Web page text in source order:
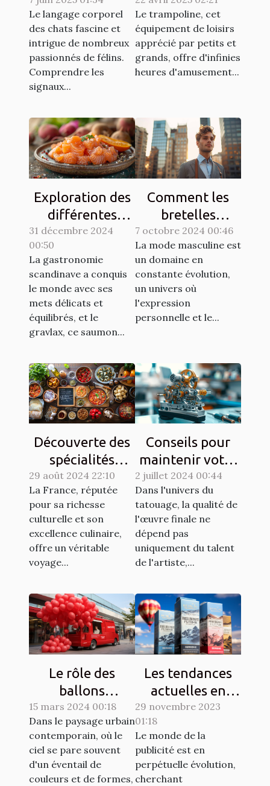
des chats
Le langage corporel
des chats fascine et
intrigue de nombreux
passionnés de félins.
Comprendre les
signaux...
selon l'espace
disponible
Le trampoline, cet
équipement de loisirs
apprécié par petits et
grands, offre d'infinies
heures d'amusement...
Exploration des
différentes
techniques de
gravlax avec
légumes racines
31 décembre 2024
00:50
La gastronomie
scandinave a conquis
le monde avec ses
mets délicats et
équilibrés, et le
gravlax, ce saumon...
Comment les
bretelles
redéfinissent
l'élégance
masculine
moderne
7 octobre 2024 00:46
La mode masculine est
un domaine en
constante évolution,
un univers où
l'expression
personnelle et le...
Découverte des
spécialités
culinaires
régionales et
leur histoire
29 août 2024 22:10
La France, réputée
pour sa richesse
culturelle et son
excellence culinaire,
offre un véritable
voyage...
Conseils pour
maintenir votre
matériel de
tatouage en
parfait état
2 juillet 2024 00:44
Dans l'univers du
tatouage, la qualité de
l'œuvre finale ne
dépend pas
uniquement du talent
de l'artiste,...
Le rôle des
ballons
publicitaires
dans les
campagnes de
sensibilisation
15 mars 2024 00:18
Dans le paysage urbain
contemporain, où le
ciel se pare souvent
d'un éventail de
couleurs et de formes,
Les tendances
actuelles en
matière de
ballons
publicitaires
hélium
29 novembre 2023
01:18
Le monde de la
publicité est en
perpétuelle évolution,
cherchant